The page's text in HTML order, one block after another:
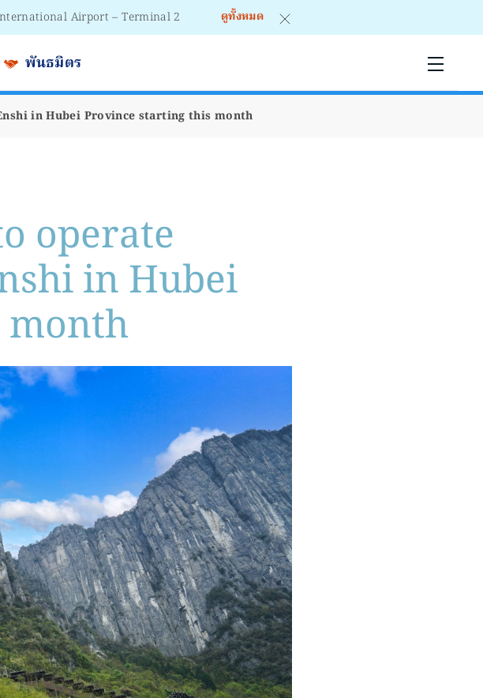
Airport – Terminal 2
ดูทั้งหมด
พันธมิตร
in Hubei Province starting this month
operate
in Hubei